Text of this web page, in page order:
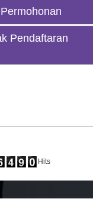
Pendaftaran
Hits